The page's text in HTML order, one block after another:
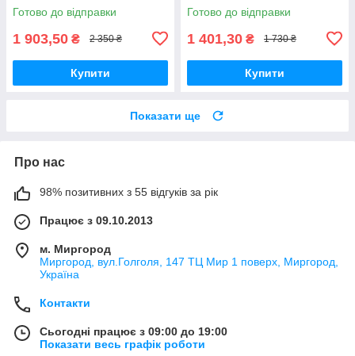
Готово до відправки
1 903,50 ₴ 2 350 ₴
Купити
Готово до відправки
1 401,30 ₴ 1 730 ₴
Купити
Показати ще
Про нас
98% позитивних з 55 відгуків за рік
Працює з 09.10.2013
м. Миргород
Миргород, вул.Голголя, 147 ТЦ Мир 1 поверх, Миргород,
Україна
Контакти
Сьогодні працює з 09:00 до 19:00
Показати весь графік роботи